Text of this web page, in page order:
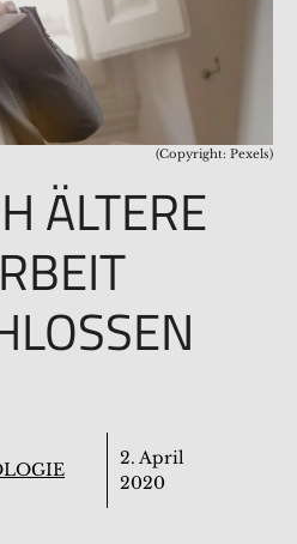
ÄLTERE
2. April
2020
(Copyright: Pexels)